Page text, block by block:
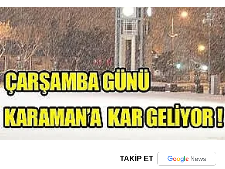
TAKİP ET